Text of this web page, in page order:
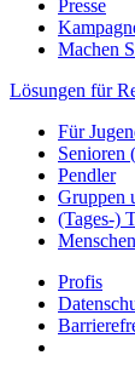
Presse
Machen
Lösungen für
Für
Senioren
Pendler
Gruppen
(Tages-)
Profis